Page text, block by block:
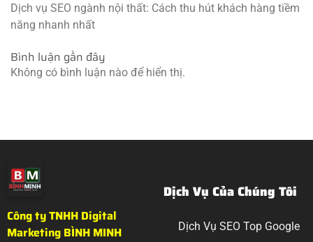
Dịch vụ SEO ngành nội thất: Cách thu hút khách hàng tiềm
năng nhanh nhất
Bình luận gần đây
Không có bình luận nào để hiển thị.
Công ty TNHH Digital
Marketing BÌNH MINH
Dịch Vụ Của Chúng Tôi
Dịch Vụ SEO Top Google